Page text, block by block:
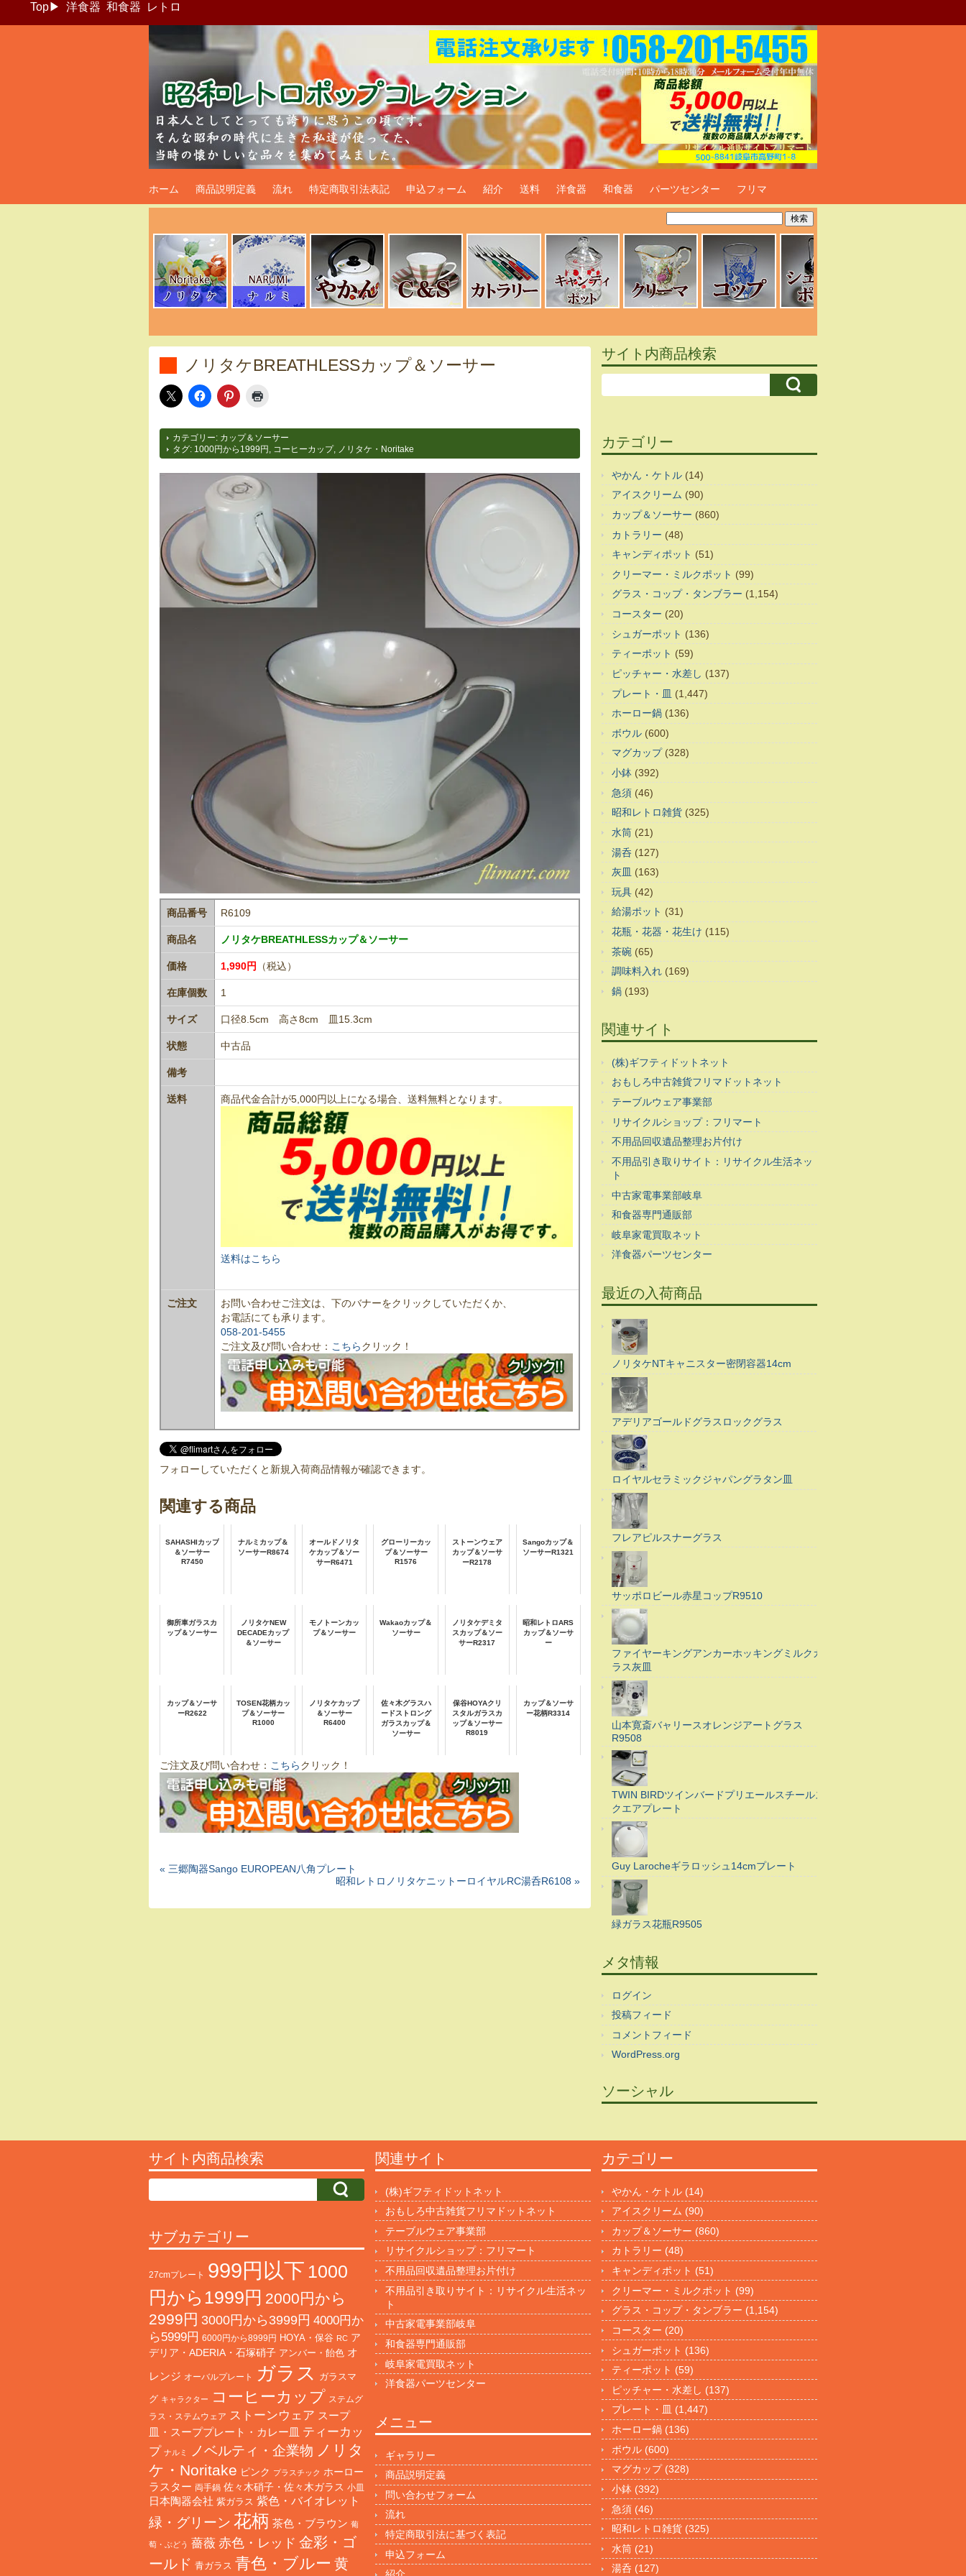
Top▶ 洋食器 和食器 レトロ
昭和レトロポップ食器生活雑貨通販＠フリマート
ホーム 商品説明定義 流れ 特定商取引法表記 申込フォーム 紹介 送料 洋食器 和食器 パーツセンター フリマ
ノリタケBREATHLESSカップ＆ソーサー
カテゴリー: カップ＆ソーサー
タグ: 1000円から1999円 コーヒーカップ, ノリタケ・Noritake
商品番号 R6109
商品名 ノリタケBREATHLESSカップ＆ソーサー
価格 1,990円 （税込）
在庫個数 1
サイズ 口径8.5cm 高さ8cm 皿15.3cm
状態 中古品
備考
送料 商品代金合計が5,000円以上になる場合、送料無料となります。
送料はこちら
ご注文
お問い合わせご注文は、下のバナーをクリックしていただくか、
お電話にても承ります。
058-201-5455
ご注文及び問い合わせ： こちらクリック！
フォローしていただくと新規入荷商品情報が確認できます。
関連する商品
SAHASHIカップ
＆ソーサー
R7450
ナルミカップ＆
ソーサーR8674
オールドノリタ
ケカップ＆ソー
サーR6471
グローリーカッ
プ＆ソーサー
R1576
ストーンウェア
カップ＆ソーサ
ーR2178
Sangoカップ＆
ソーサーR1321
御所車ガラスカ
ップ＆ソーサー
ノリタケNEW
DECADEカップ
＆ソーサー
モノトーンカッ
プ＆ソーサー
Wakaoカップ＆
ソーサー
ノリタケデミタ
スカップ＆ソー
サーR2317
昭和レトロARS
カップ＆ソーサ
ー
カップ＆ソーサ
ーR2622
TOSEN花柄カッ
プ＆ソーサー
R1000
ノリタケカップ
＆ソーサー
R6400
佐々木グラスハ
ードストロング
ガラスカップ＆
ソーサー
保谷HOYAクリ
スタルガラスカ
ップ＆ソーサー
R8019
カップ＆ソーサ
ー花柄R3314
ご注文及び問い合わせ： こちらクリック！
« 三郷陶器Sango EUROPEAN八角プレート
昭和レトロノリタケニットーロイヤルRC湯呑R6108 »
サイト内商品検索
カテゴリー
やかん・ケトル (14)
アイスクリーム (90)
カップ＆ソーサー (860)
カトラリー (48)
キャンディポット (51)
クリーマー・ミルクポット (99)
グラス・コップ・タンブラー (1,154)
コースター (20)
シュガーポット (136)
ティーポット (59)
ピッチャー・水差し (137)
プレート・皿 (1,447)
ホーロー鍋 (136)
ボウル (600)
マグカップ(328)
小鉢 (392)
急須 (46)
昭和レトロ雑貨 (325)
水筒 (21)
湯呑 (127)
灰皿 (163)
玩具 (42)
給湯ポット (31)
花瓶・花器・花生け (115)
茶碗 (65)
調味料入れ (169)
鍋 (193)
関連サイト
(株)ギフティドットネット
おもしろ中古雑貨フリマドットネット
テーブルウェア事業部
リサイクルショップ：フリマート
不用品回収遺品整理お片付け
不用品引き取りサイト：リサイクル生活ネッ
ト
中古家電事業部岐阜
和食器専門通販部
岐阜家電買取ネット
洋食器パーツセンター
最近の入荷商品
ノリタケNTキャニスター密閉容器14cm
アデリアゴールドグラスロックグラス
ロイヤルセラミックジャパングラタン皿
フレアピルスナーグラス
サッポロビール赤星コップR9510
ファイヤーキングアンカーホッキングミルクガ
ラス灰皿
山本寛斎バャリースオレンジアートグラス
R9508
TWIN BIRDツインバードプリエールスチールス
クエアプレート
Guy Larocheギラロッシュ14cmプレート
緑ガラス花瓶R9505
メタ情報
ログイン
投稿フィード
コメントフィード
WordPress.org
ソーシャル
サイト内商品検索 関連サイト
(株)ギフティドットネット
おもしろ中古雑貨フリマドットネット
テーブルウェア事業部
リサイクルショップ：フリマート
不用品回収遺品整理お片付け
不用品引き取りサイト：リサイクル生活ネッ
ト
中古家電事業部岐阜
和食器専門通販部
岐阜家電買取ネット
洋食器パーツセンター
カテゴリー
やかん・ケトル (14)
アイスクリーム (90)
カップ＆ソーサー (860)
カトラリー (48)
キャンディポット (51)
クリーマー・ミルクポット (99)
グラス・コップ・タンブラー (1,154)
コースター (20)
シュガーポット (136)
ティーポット (59)
ピッチャー・水差し (137)
プレート・皿 (1,447)
ホーロー鍋 (136)
ボウル (600)
マグカップ(328)
小鉢 (392)
急須 (46)
昭和レトロ雑貨 (325)
水筒 (21)
湯呑 (127)
サブカテゴリー
27cmプレート 999円以下 1000
円から1999円 2000円から
2999円 3000円から3999円 4000円か
ら5999円 6000円から8999円 HOYA・保谷 RC ア
デリア・ADERIA・石塚硝子 アンバー・飴色 オ
レンジ オーバルプレート ガラス ガラスマ
グ キャラクター コーヒーカップ ステムグ
ラス・ステムウェア ストーンウェア スープ
皿・スーププレート・カレー皿 ティーカッ
プ ナルミ ノベルティ・企業物 ノリタ
ケ・Noritake ピンク プラスチック ホーロー
ラスター 両手鍋 佐々木硝子・佐々木ガラス 小皿
日本陶器会社 紫ガラス 紫色・バイオレット
緑・グリーン 花柄 茶色・ブラウン 葡
萄・ぶどう 薔薇 赤色・レッド 金彩・ゴ
ールド 青ガラス 青色・ブルー 黄
メニュー
ギャラリー
商品説明定義
問い合わせフォーム
流れ
特定商取引法に基づく表記
申込フォーム